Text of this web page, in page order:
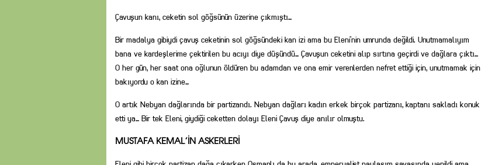
Çavuşun kanı, ceketin sol göğsünün üzerine çıkmıştı…
Bir madalya gibiydi çavuş ceketinin sol göğsündeki kan izi ama bu Eleni’nin umrunda değildi. Unutmamalıyım
bana ve kardeşlerime çektirilen bu acıyı diye düşündü… Çavuşun ceketini alıp sırtına geçirdi ve dağlara çıktı…
O her gün, her saat ona oğlunun öldüren bu adamdan ve ona emir verenlerden nefret ettiği için, unutmamak için
bakıyordu o kan izine…
O artık Nebyan dağlarında bir partizandı. Nebyan dağları kadın erkek birçok partizanı, kaptanı sakladı konuk
etti ya… Bir tek Eleni, giydiği ceketten dolayı Eleni Çavuş diye anılır olmuştu.
MUSTAFA KEMAL’İN ASKERLERİ